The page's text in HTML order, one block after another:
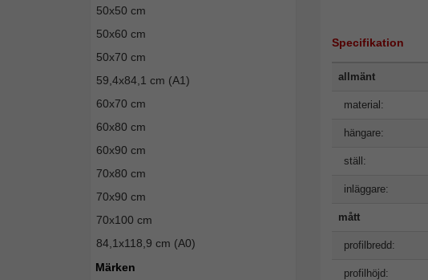
50x50 cm
50x60 cm
50x70 cm
59,4x84,1 cm (A1)
60x70 cm
60x80 cm
60x90 cm
70x80 cm
70x90 cm
70x100 cm
84,1x118,9 cm (A0)
Märken
Specifikation
allmänt
material:
hängare:
ställ:
inläggare:
mått
profilbredd:
profilhöjd: